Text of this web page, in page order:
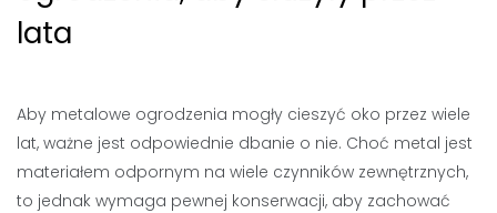
lata
Aby metalowe ogrodzenia mogły cieszyć oko przez wiele
lat, ważne jest odpowiednie dbanie o nie. Choć metal jest
materiałem odpornym na wiele czynników zewnętrznych,
to jednak wymaga pewnej konserwacji, aby zachować